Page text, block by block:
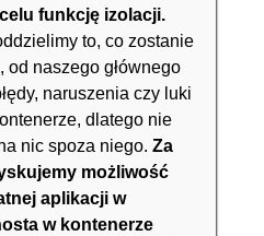
funkcję izolacji.
to, co zostanie
od naszego głównego
naruszenia czy luki
dlatego nie
nic spoza niego. Za
możliwość
aplikacji w
w kontenerze